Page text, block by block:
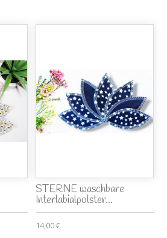
STERNE waschbare
Interlabialpolster...
14,00 €